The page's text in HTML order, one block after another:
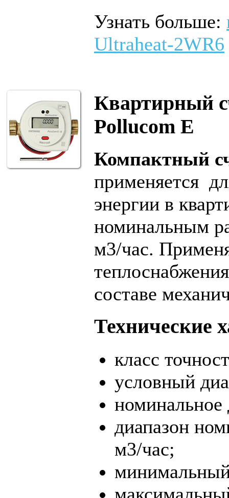
Узнать больше:
Ultraheat-2WR6
Квартирный
Pollucom E
Компактный
применяется
энергии в
номинальным
м3/час.
составе
Технические
класс
условный
номинальное
диапазон
м3/час;